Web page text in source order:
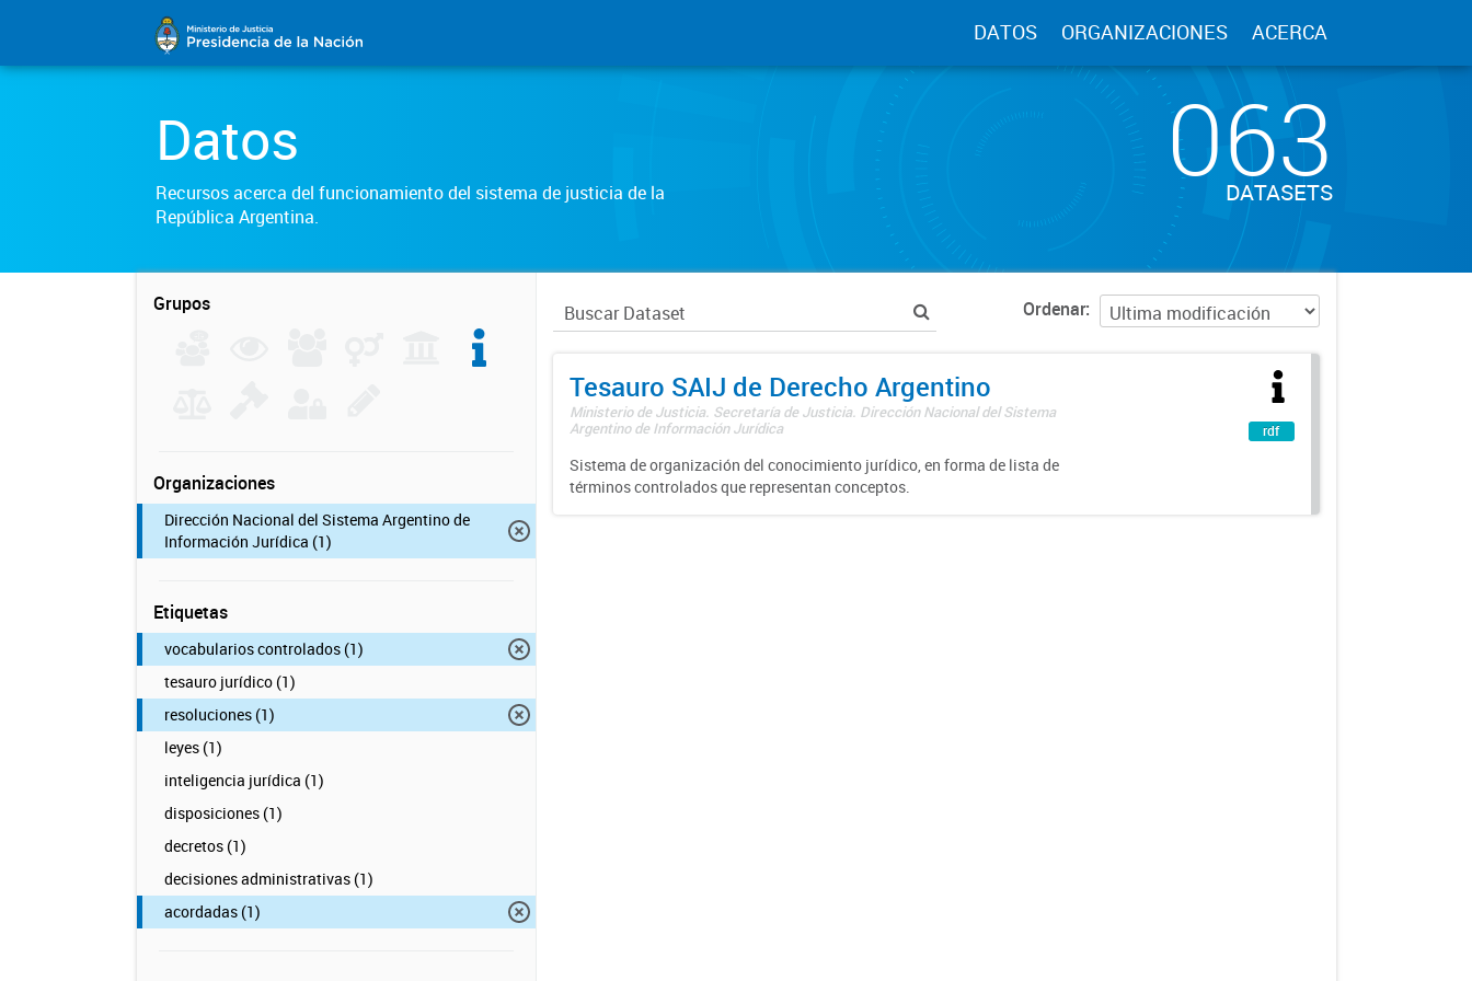
DATOS ORGANIZACIONES ACERCA
Datos
Recursos acerca del funcionamiento del sistema de justicia de la
República Argentina.
063
DATASETS
Grupos
Organizaciones
Dirección Nacional del Sistema Argentino de
Información Jurídica (1)
Etiquetas
vocabularios controlados (1)
tesauro jurídico (1)
resoluciones (1)
leyes (1)
inteligencia jurídica (1)
disposiciones (1)
decretos (1)
decisiones administrativas (1)
acordadas (1)
Ordenar
Tesauro SAIJ de Derecho Argentino
Ministerio de Justicia. Secretaría de Justicia. Dirección Nacional del Sistema
Argentino de Información Jurídica
Sistema de organización del conocimiento jurídico, en forma de lista de
términos controlados que representan conceptos.
rdf